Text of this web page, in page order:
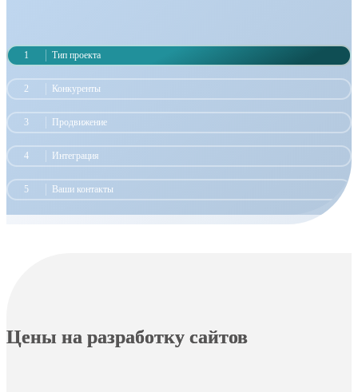
1 Тип проекта
2 Конкуренты
3 Продвижение
4 Интеграция
5 Ваши контакты
Цены на разработку сайтов